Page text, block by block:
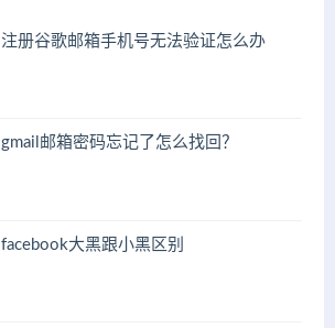
注册谷歌邮箱手机号无法验证怎么办
gmail邮箱密码忘记了怎么找回？
facebook大黑跟小黑区别